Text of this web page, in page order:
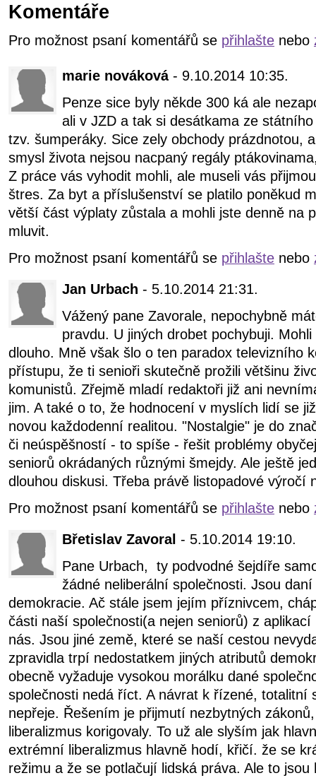
Komentáře
Pro možnost psaní komentářů se přihlašte nebo
marie nováková- 9.10.2014 10:35.
Penze sice byly někde 300 ká ale
ali v JZD a tak si desátkama ze
tzv. šumperáky. Sice zely obchody prázdnotou,
smysl života nejsou nacpaný regály
Z práce vás vyhodit mohli, ale museli vás
štres. Za byt a příslušenství se platilo poněkud
větší část výplaty zůstala a mohli jste denně na
mluvit.
Pro možnost psaní komentářů se přihlašte nebo
Jan Urbach - 5.10.2014 21:31.
Vážený pane Zavorale, nepochybně
pravdu. U jiných drobet pochybuji.
dlouho. Mně však šlo o ten paradox televizního
přístupu, že ti senioři skutečně prožili většinu
komunistů. Zřejmě mladí redaktoři již ani
jim. A také o to, že hodnocení v myslích lidí se
novou každodenní realitou. "Nostalgie" je do
či neúspěšností - to spíše - řešit problémy
seniorů okrádaných různými šmejdy. Ale ještě
dlouhou diskusi. Třeba právě listopadové výročí
Pro možnost psaní komentářů se přihlašte nebo
Břetislav Zavoral - 5.10.2014 19:10.
Pane Urbach, ty podvodné šejdíře
žádné neliberální společnosti. Jsou
demokracie. Ač stále jsem jejím příznivcem,
části naší společnosti(a nejen seniorů) z
nás. Jsou jiné země, které se naší cestou
zpravidla trpí nedostatkem jiných atributů
obecně vyžaduje vysokou morálku dané
společnosti nedá říct. A návrat k řízené, totalitní
nepřeje. Řešením je přijmutí nezbytných
liberalizmus korigovaly. To už ale slyším jak
extrémní liberalizmus hlavně hodí, křičí. že se
režimu a že se potlačují lidská práva. Ale to jsou